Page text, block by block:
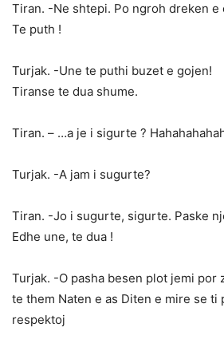
Tiran. -Ne shtepi. Po ngroh dreken e
Te puth !
Turjak. -Une te puthi buzet e gojen!
Tiranse te dua shume.
Tiran. – …a je i sigurte ?
Turjak. -A jam i sugurte?
Tiran. -Jo i sugurte, sigurte. Paske
Edhe une, te dua !
Turjak. -O pasha besen plot jemi por
te them Naten e as Diten e mire se ti
respektoj